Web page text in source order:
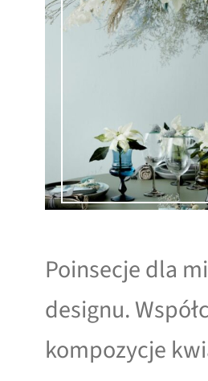
Poinsecje dla
designu.
kompozycje